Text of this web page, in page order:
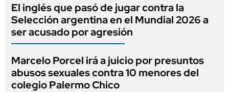
El inglés que pasó de jugar contra la
Selección argentina en el Mundial 2026 a
ser acusado por agresión
Marcelo Porcel irá a juicio por presuntos
abusos sexuales contra 10 menores del
colegio Palermo Chico